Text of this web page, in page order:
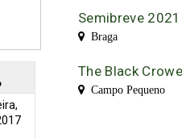
Semibreve 2021
Braga
The Black
Campo Pequeno